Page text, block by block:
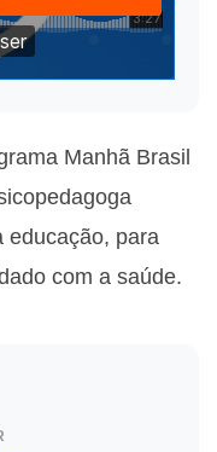
Manhã Brasil
educação, para
com a saúde.